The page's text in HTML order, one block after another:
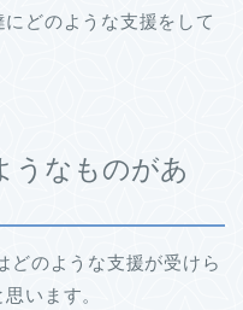
どのような支援をして
うなものがあ
どのような支援が受けら
います。